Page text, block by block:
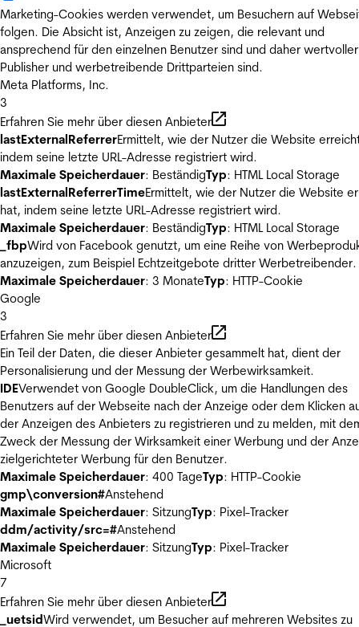
Marketing-Cookies werden verwendet, um Besuchern auf
folgen. Die Absicht ist, Anzeigen zu zeigen, die relevant und
ansprechend für den einzelnen Benutzer sind und daher
Publisher und werbetreibende Drittparteien sind.
Meta Platforms, Inc.
3
Erfahren Sie mehr über diesen Anbieter
lastExternalReferrerErmittelt, wie der Nutzer die Website
indem seine letzte URL-Adresse registriert wird.
Maximale Speicherdauer: BeständigTyp: HTML Local Storage
lastExternalReferrerTimeErmittelt, wie der Nutzer die Website
hat, indem seine letzte URL-Adresse registriert wird.
Maximale Speicherdauer: BeständigTyp: HTML Local Storage
_fbpWird von Facebook genutzt, um eine Reihe von
anzuzeigen, zum Beispiel Echtzeitgebote dritter Werbetreibender.
Maximale Speicherdauer: 3 MonateTyp: HTTP-Cookie
Google
3
Erfahren Sie mehr über diesen Anbieter
Ein Teil der Daten, die dieser Anbieter gesammelt hat, dient der
Personalisierung und der Messung der Werbewirksamkeit.
IDEVerwendet von Google DoubleClick, um die Handlungen des
Benutzers auf der Webseite nach der Anzeige oder dem Klicken
der Anzeigen des Anbieters zu registrieren und zu melden, mit
Zweck der Messung der Wirksamkeit einer Werbung und der
zielgerichteter Werbung für den Benutzer.
Maximale Speicherdauer: 400 TageTyp: HTTP-Cookie
gmp\conversion#Anstehend
Maximale Speicherdauer: SitzungTyp: Pixel-Tracker
ddm/activity/src=#Anstehend
Maximale Speicherdauer: SitzungTyp: Pixel-Tracker
Microsoft
7
Erfahren Sie mehr über diesen Anbieter
_uetsidWird verwendet, um Besucher auf mehreren Websites zu